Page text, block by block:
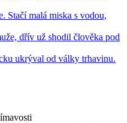
Stačí malá miska s vodou,
dřív už shodil člověka pod
ukrýval od války trhavinu.